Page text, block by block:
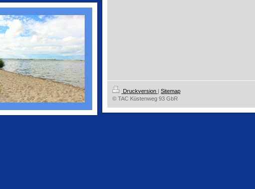
Druckversion | Sitemap
© TAC Küstenweg 93 GbR